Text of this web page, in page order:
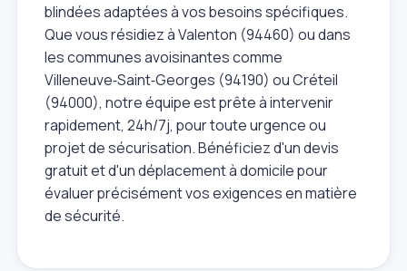
blindées adaptées à vos besoins spécifiques.
Que vous résidiez à Valenton (94460) ou dans
les communes avoisinantes comme
Villeneuve‑Saint‑Georges (94190) ou Créteil
(94000), notre équipe est prête à intervenir
rapidement, 24h/7j, pour toute urgence ou
projet de sécurisation. Bénéficiez d'un devis
gratuit et d'un déplacement à domicile pour
évaluer précisément vos exigences en matière
de sécurité.